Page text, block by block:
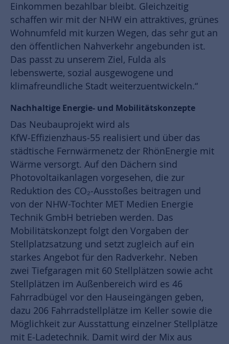
Einkommen bezahlbar bleibt. Gleichzeitig
schaffen wir mit der NHW ein attraktives, grünes
Wohnumfeld mit kurzen Wegen, das sehr gut an
den öffentlichen Nahverkehr angebunden ist.
Das passt zu unserem Ziel, Fulda als
lebenswerte, sozial ausgewogene und
klimafreundliche Stadt weiterzuentwickeln.“
Nachhaltige Energie- und Mobilitätskonzepte
Das Neubauprojekt wird als
KfW‑Effizienzhaus‑55 realisiert und über das
städtische Fernwärmenetz der RhönEnergie mit
Wärme versorgt. Auf den Dächern sind
Photovoltaikanlagen vorgesehen, die zur
Reduktion des CO₂‑Ausstoßes beitragen und
von der NHW-Tochter MET Medien Energie
Technik GmbH betrieben werden. Das
Mobilitätskonzept folgt den Vorgaben der
Stellplatzsatzung und setzt zugleich auf ein
starkes Angebot für den Radverkehr. Neben
zwei Tiefgaragen mit 60 Stellplätzen sowie acht
Stellplätzen im Außenbereich wird es 46
Fahrradbügel vor den Hauseingängen geben,
dazu 206 Fahrradstellplätze im Keller sowie die
Möglichkeit zur Ausstattung einzelner Stellplätze
mit E‑Ladetechnik. Damit wird der Mix aus